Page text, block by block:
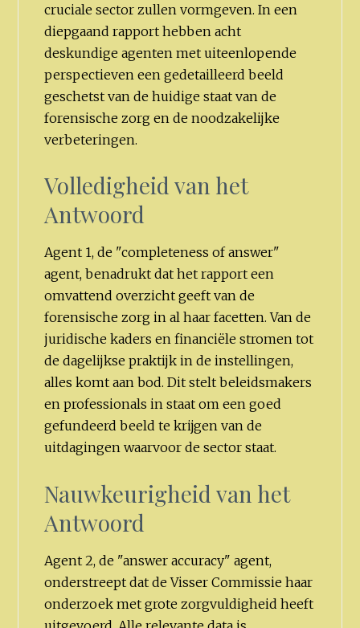
cruciale sector zullen vormgeven. In een
diepgaand rapport hebben acht
deskundige agenten met uiteenlopende
perspectieven een gedetailleerd beeld
geschetst van de huidige staat van de
forensische zorg en de noodzakelijke
verbeteringen.
Volledigheid van het
Antwoord
Agent 1, de "completeness of answer"
agent, benadrukt dat het rapport een
omvattend overzicht geeft van de
forensische zorg in al haar facetten. Van de
juridische kaders en financiële stromen tot
de dagelijkse praktijk in de instellingen,
alles komt aan bod. Dit stelt beleidsmakers
en professionals in staat om een goed
gefundeerd beeld te krijgen van de
uitdagingen waarvoor de sector staat.
Nauwkeurigheid van het
Antwoord
Agent 2, de "answer accuracy" agent,
onderstreept dat de Visser Commissie haar
onderzoek met grote zorgvuldigheid heeft